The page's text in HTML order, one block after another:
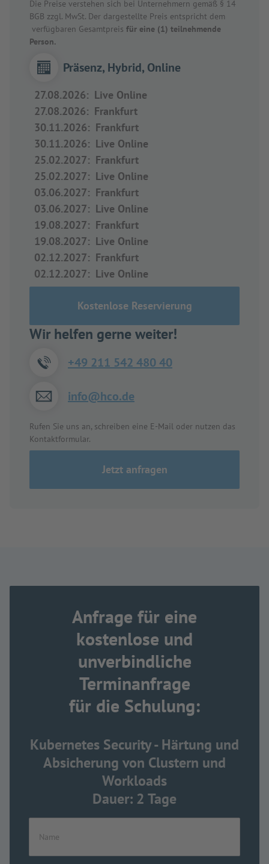
Die Preise verstehen sich bei Unternehmern gemäß § 14
BGB zzgl. MwSt. Der dargestellte Preis entspricht dem
verfügbaren Gesamtpreis für eine (1) teilnehmende
Person.
Präsenz, Hybrid, Online
27.08.2026: Live Online
27.08.2026: Frankfurt
30.11.2026: Frankfurt
30.11.2026: Live Online
25.02.2027: Frankfurt
25.02.2027: Live Online
03.06.2027: Frankfurt
03.06.2027: Live Online
19.08.2027: Frankfurt
19.08.2027: Live Online
02.12.2027: Frankfurt
02.12.2027: Live Online
Kostenlose Reservierung
Wir helfen gerne weiter!
+49 211 542 480 40
info@hco.de
Rufen Sie uns an, schreiben eine E-Mail oder nutzen das
Kontaktformular.
Jetzt anfragen
Anfrage für eine
kostenlose und
unverbindliche
Terminanfrage
für die Schulung:
Kubernetes Security - Härtung und
Absicherung von Clustern und
Workloads
Dauer: 2 Tage